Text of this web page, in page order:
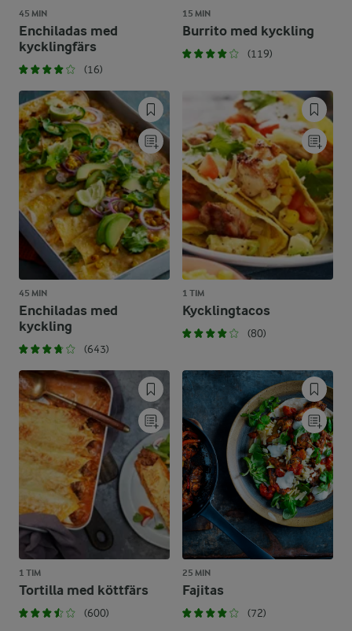
45 MIN
Enchiladas med
kycklingfärs
(16)
15 MIN
Burrito med kyckling
(119)
45 MIN
Enchiladas med
kyckling
(643)
1 TIM
Kycklingtacos
(80)
1 TIM
Tortilla med köttfärs
(600)
25 MIN
Fajitas
(72)